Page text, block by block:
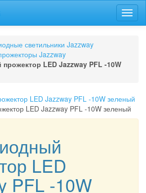
светильники Jazzway
Jazzway
LED Jazzway PFL -10W
LED Jazzway PFL -10W зеленый
LED
PFL -10W